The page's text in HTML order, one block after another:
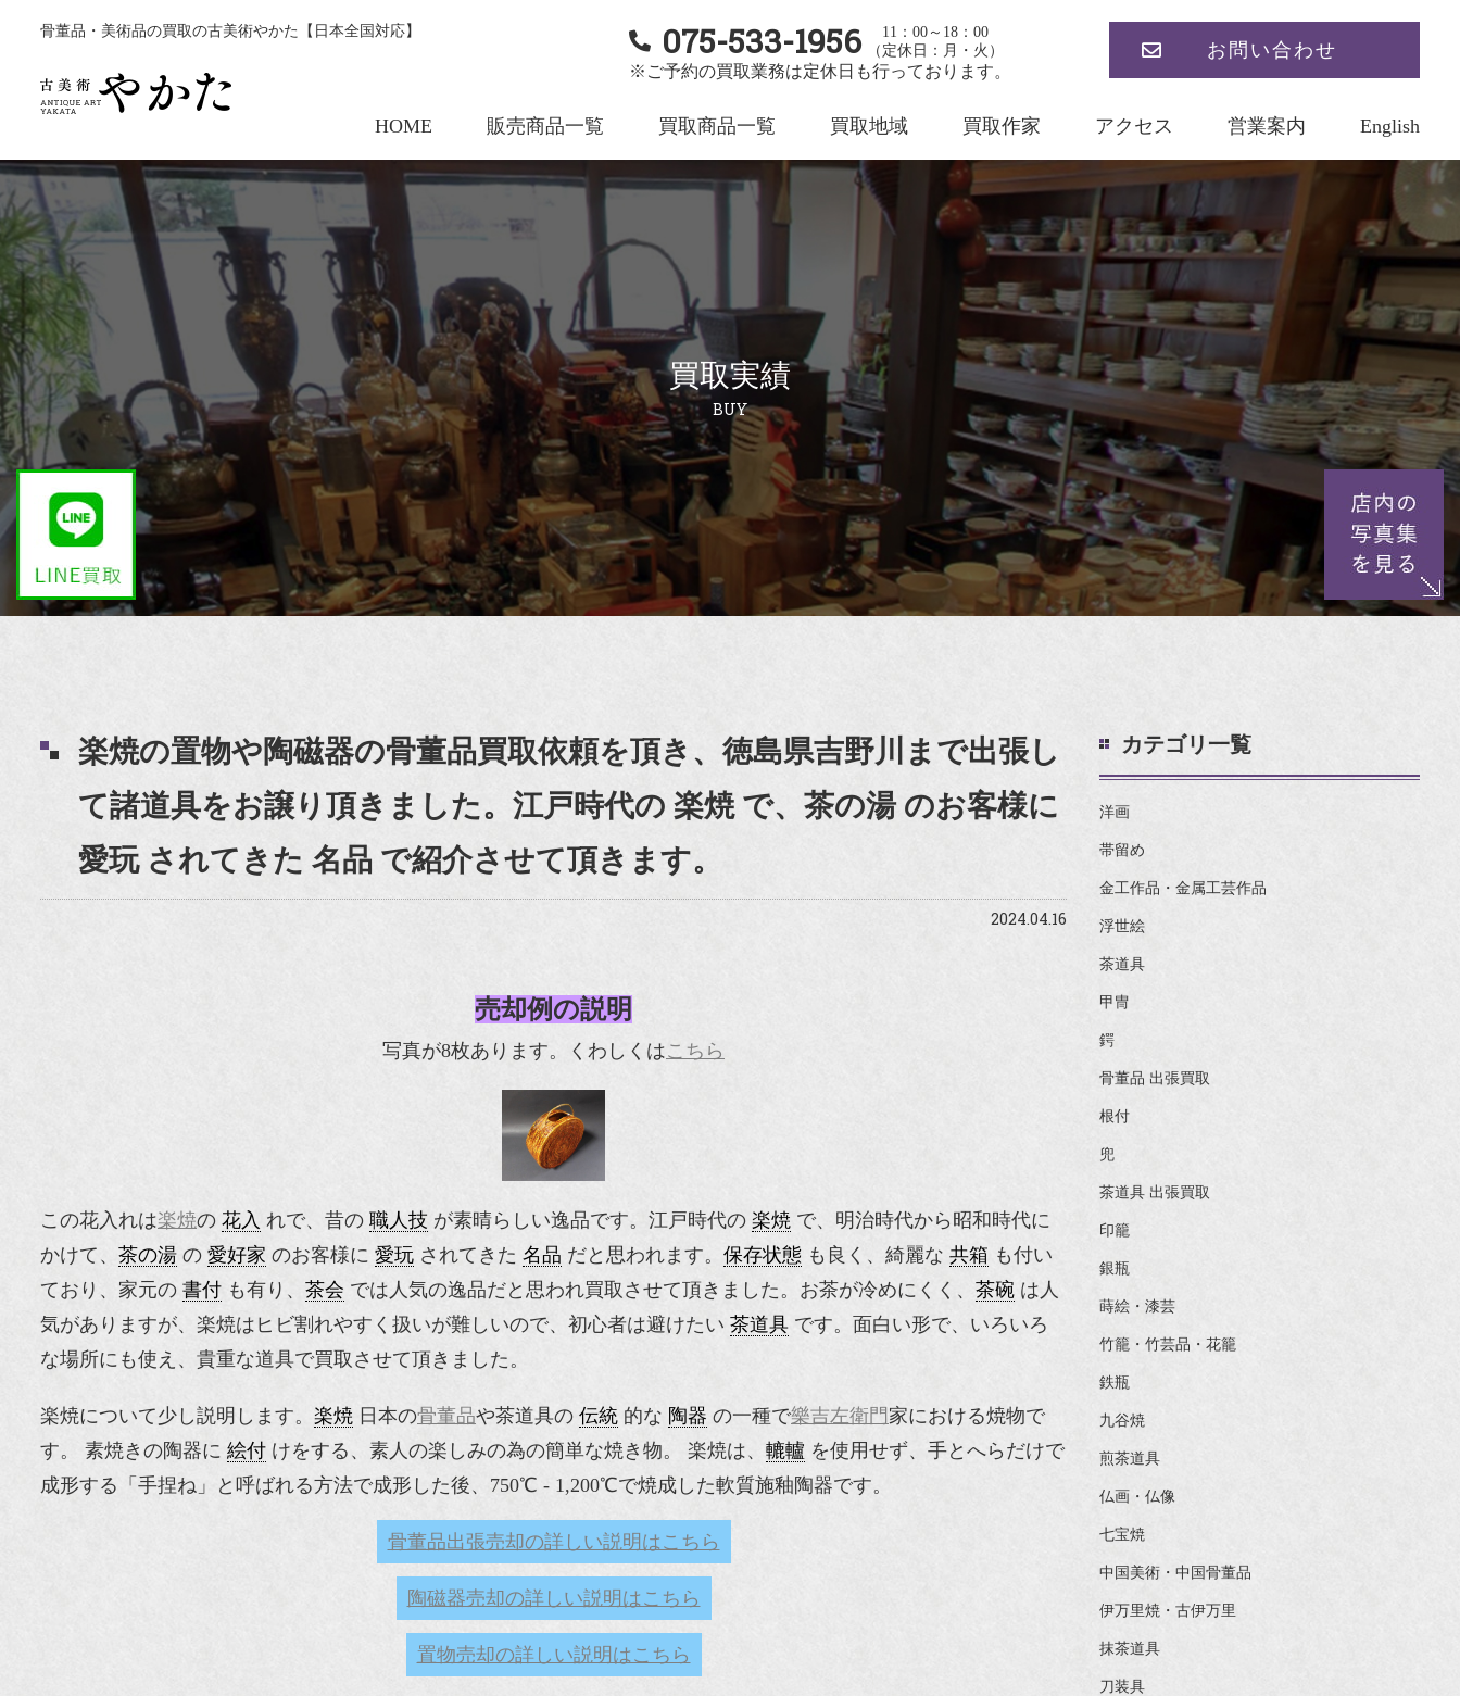
骨董品・美術品の買取の古美術やかた【日本全国対応】 075-533-1956
11：00～18：00
（定休日：月・火）
※ご予約の買取業務は定休日も行っております。
お問い合わせ
HOME 販売商品一覧 買取商品一覧 買取地域 買取作家 アクセス 営業案内 English
買取実績
BUY
楽焼の置物や陶磁器の骨董品買取依頼を頂き、徳島県吉野川まで出張し
て諸道具をお譲り頂きました。江戸時代の 楽焼 で、茶の湯 のお客様に
愛玩 されてきた 名品 で紹介させて頂きます。
2024.04.16
売却例の説明
写真が8枚あります。くわしくはこちら
この花入れは楽焼の 花入 れで、昔の 職人技 が素晴らしい逸品です。江戸時代の 楽焼 で、明治時代から昭和時代に
かけて、 茶の湯 の 愛好家 のお客様に 愛玩 されてきた 名品 だと思われます。 保存状態 も良く、綺麗な 共箱 も付い
ており、家元の 書付 も有り、 茶会 では人気の逸品だと思われ買取させて頂きました。お茶が冷めにくく、 茶碗 は人
気がありますが、楽焼はヒビ割れやすく扱いが難しいので、初心者は避けたい 茶道具 です。面白い形で、いろいろ
な場所にも使え、貴重な道具で買取させて頂きました。
楽焼について少し説明します。 楽焼 日本の骨董品や茶道具の 伝統 的な 陶器 の一種で樂吉左衛門 家における焼物で
す。 素焼きの陶器に 絵付 けをする、素人の楽しみの為の簡単な焼き物。 楽焼は、 轆轤 を使用せず、手とへらだけで
成形する「手捏ね」と呼ばれる方法で成形した後、750℃ - 1,200℃で焼成した軟質施釉陶器です。
骨董品出張売却の詳しい説明はこちら
陶磁器売却の詳しい説明はこちら
置物売却の詳しい説明はこちら
カテゴリ一覧
洋画
帯留め
金工作品・金属工芸作品
浮世絵
茶道具
甲冑
鍔
骨董品 出張買取
根付
兜
茶道具 出張買取
印籠
銀瓶
蒔絵・漆芸
竹籠・竹芸品・花籠
鉄瓶
九谷焼
煎茶道具
仏画・仏像
七宝焼
中国美術・中国骨董品
伊万里焼・古伊万里
抹茶道具
刀装具